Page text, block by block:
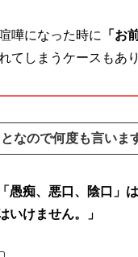
嘩になった時に 「お
てしまうケースもあり
なので何度も言いま
「愚痴、悪口、陰口」
いけません。」